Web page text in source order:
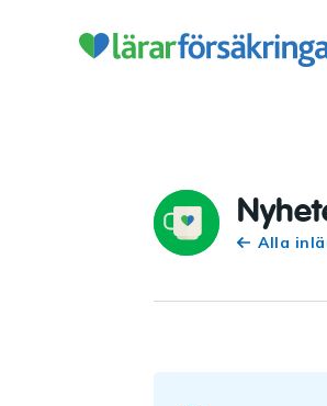
Alla